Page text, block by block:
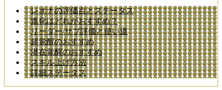
レオナの評価点とステータス
進化はどれがおすすめ？
リーダー/サブ評価と使い道
超覚醒のおすすめ
潜在覚醒のおすすめ
スキル上げ方法
詳細ステータス